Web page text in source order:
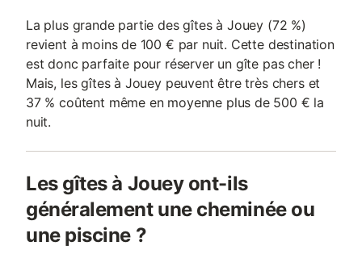
La plus grande partie des gîtes à Jouey (72 %)
revient à moins de 100 € par nuit. Cette destination
est donc parfaite pour réserver un gîte pas cher !
Mais, les gîtes à Jouey peuvent être très chers et
37 % coûtent même en moyenne plus de 500 € la
nuit.
Les gîtes à Jouey ont-ils
généralement une cheminée ou
une piscine ?